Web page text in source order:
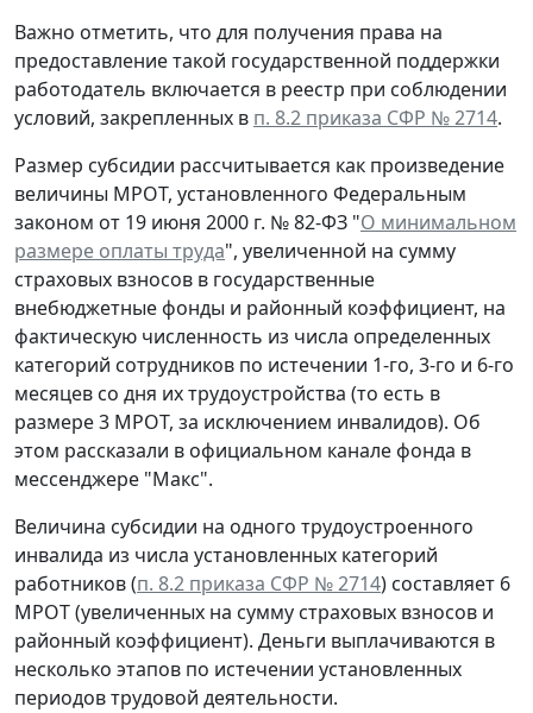
Важно отметить, что для получения права на
предоставление такой государственной поддержки
работодатель включается в реестр при соблюдении
условий, закрепленных в п. 8.2 приказа СФР № 2714.
Размер субсидии рассчитывается как произведение
величины МРОТ, установленного Федеральным
законом от 19 июня 2000 г. № 82-ФЗ "О минимальном
размере оплаты труда", увеличенной на сумму
страховых взносов в государственные
внебюджетные фонды и районный коэффициент, на
фактическую численность из числа определенных
категорий сотрудников по истечении 1-го, 3-го и 6-го
месяцев со дня их трудоустройства (то есть в
размере 3 МРОТ, за исключением инвалидов). Об
этом рассказали в официальном канале фонда в
мессенджере "Макс".
Величина субсидии на одного трудоустроенного
инвалида из числа установленных категорий
работников (п. 8.2 приказа СФР № 2714) составляет 6
МРОТ (увеличенных на сумму страховых взносов и
районный коэффициент). Деньги выплачиваются в
несколько этапов по истечении установленных
периодов трудовой деятельности.